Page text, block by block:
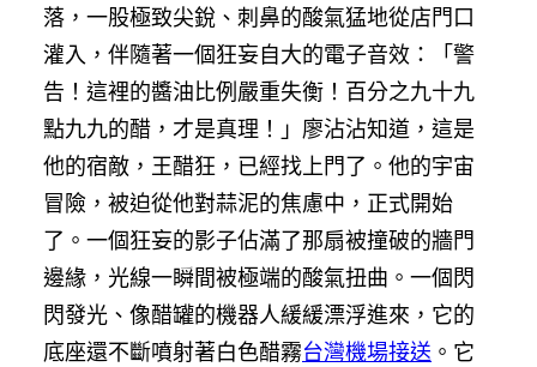
落，一股極致尖銳、刺鼻的酸氣猛地從店門口
灌入，伴隨著一個狂妄自大的電子音效：「警
告！這裡的醬油比例嚴重失衡！百分之九十九
點九九的醋，才是真理！」廖沾沾知道，這是
他的宿敵，王醋狂，已經找上門了。他的宇宙
冒險，被迫從他對蒜泥的焦慮中，正式開始
了。一個狂妄的影子佔滿了那扇被撞破的牆門
邊緣，光線一瞬間被極端的酸氣扭曲。一個閃
閃發光、像醋罐的機器人緩緩漂浮進來，它的
底座還不斷噴射著白色醋霧台灣機場接送 。它